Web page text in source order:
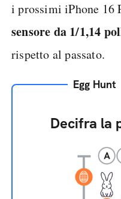
i prossimi iPhone 16
sensore da 1/1,14
rispetto al passato.
Egg Hunt
Decifra la